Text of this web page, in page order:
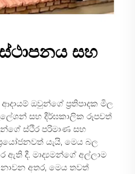
සහ
ඔවුන්ගේ ප්‍රතිපාදක මිල
සහ දීර්ඝකාලික රූපවත්
ස්ථිර පරිමාණ සහ
යැයි, මෙය බල
ඇති දී. මාද්‍යමන්ගේ අල්ලාම
අතර, මෙය තවත්